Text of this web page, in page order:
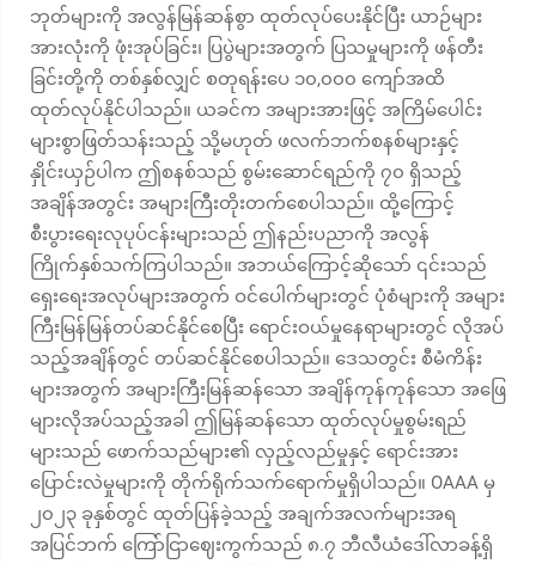
ဘုတ်များကို အလွန်မြန်ဆန်စွာ ထုတ်လုပ်ပေးနိုင်ပြီး ယာဉ်များ
အားလုံးကို ဖုံးအုပ်ခြင်း၊ ပြပွဲများအတွက် ပြသမှုများကို ဖန်တီး
ခြင်းတို့ကို တစ်နှစ်လျှင် စတုရန်းပေ ၁၀,၀၀၀ ကျော်အထိ
ထုတ်လုပ်နိုင်ပါသည်။ ယခင်က အများအားဖြင့် အကြိမ်ပေါင်း
များစွာဖြတ်သန်းသည့် သို့မဟုတ် ဖလက်ဘက်စနစ်များနှင့်
နှိုင်းယှဉ်ပါက ဤစနစ်သည် စွမ်းဆောင်ရည်ကို ၇၀ ရှိသည့်
အချိန်အတွင်း အများကြီးတိုးတက်စေပါသည်။ ထို့ကြောင့်
စီးပွားရေးလုပုပ်ငန်းများသည် ဤနည်းပညာကို အလွန်
ကြိုက်နှစ်သက်ကြပါသည်။ အဘယ်ကြောင့်ဆိုသော် ၎င်းသည်
ရှေးရေးအလုပ်များအတွက် ဝင်ပေါက်များတွင် ပုံစံများကို အများ
ကြီးမြန်မြန်တပ်ဆင်နိုင်စေပြီး ရောင်းဝယ်မှုနေရာများတွင် လိုအပ်
သည့်အချိန်တွင် တပ်ဆင်နိုင်စေပါသည်။ ဒေသတွင်း စီမံကိန်း
များအတွက် အများကြီးမြန်ဆန်သော အချိန်ကုန်ကုန်သော အဖြေ
များလိုအပ်သည့်အခါ ဤမြန်ဆန်သော ထုတ်လုပ်မှုစွမ်းရည်
များသည် ဖောက်သည်များ၏ လှည့်လည်မှုနှင့် ရောင်းအား
ပြောင်းလဲမှုများကို တိုက်ရိုက်သက်ရောက်မှုရှိပါသည်။ OAAA မှ
၂၀၂၃ ခုနှစ်တွင် ထုတ်ပြန်ခဲ့သည့် အချက်အလက်များအရ
အပြင်ဘက် ကြော်ငြာဈေးကွက်သည် ၈.၇ ဘီလီယံဒေါ်လာခန့်ရှိ